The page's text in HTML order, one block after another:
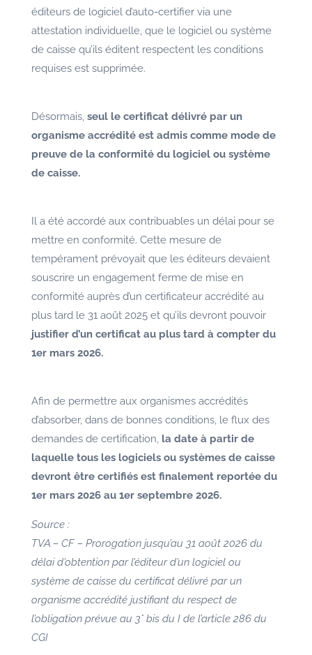
éditeurs de logiciel d’auto-certifier via une
attestation individuelle, que le logiciel ou système
de caisse qu’ils éditent respectent les conditions
requises est supprimée.
Désormais, seul le certificat délivré par un
organisme accrédité est admis comme mode de
preuve de la conformité du logiciel ou système
de caisse.
Il a été accordé aux contribuables un délai pour se
mettre en conformité. Cette mesure de
tempérament prévoyait que les éditeurs devaient
souscrire un engagement ferme de mise en
conformité auprès d’un certificateur accrédité au
plus tard le 31 août 2025 et qu’ils devront pouvoir
justifier d’un certificat au plus tard à compter du
1er mars 2026.
Afin de permettre aux organismes accrédités
d’absorber, dans de bonnes conditions, le flux des
demandes de certification, la date à partir de
laquelle tous les logiciels ou systèmes de caisse
devront être certifiés est finalement reportée du
1er mars 2026 au 1er septembre 2026.
Source :
TVA – CF – Prorogation jusqu’au 31 août 2026 du
délai d’obtention par l’éditeur d’un logiciel ou
système de caisse du certificat délivré par un
organisme accrédité justifiant du respect de
l’obligation prévue au 3° bis du I de l’article 286 du
CGI